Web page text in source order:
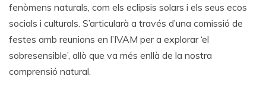
fenòmens naturals, com els eclipsis solars i els seus ecos
socials i culturals. S’articularà a través d’una comissió de
festes amb reunions en l’IVAM per a explorar ‘el
sobresensible’, allò que va més enllà de la nostra
comprensió natural.